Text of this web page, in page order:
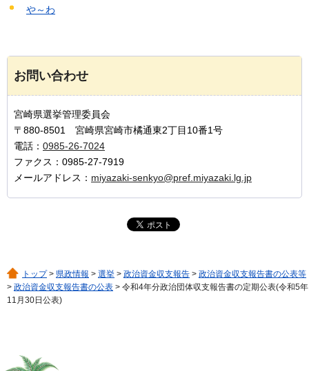
や～わ
お問い合わせ
宮崎県選挙管理委員会
〒880-8501 宮崎県宮崎市橘通東2丁目10番1号
電話： 0985-26-7024
ファクス：0985-27-7919
メールアドレス： miyazaki-senkyo@pref.miyazaki.lg.jp
トップ> 県政情報 > 選挙 > 政治資金収支報告 > 政治資金収支報告書の公表等
> 政治資金収支報告書の公表 > 令和4年分政治団体収支報告書の定期公表(令和5年
11月30日公表)